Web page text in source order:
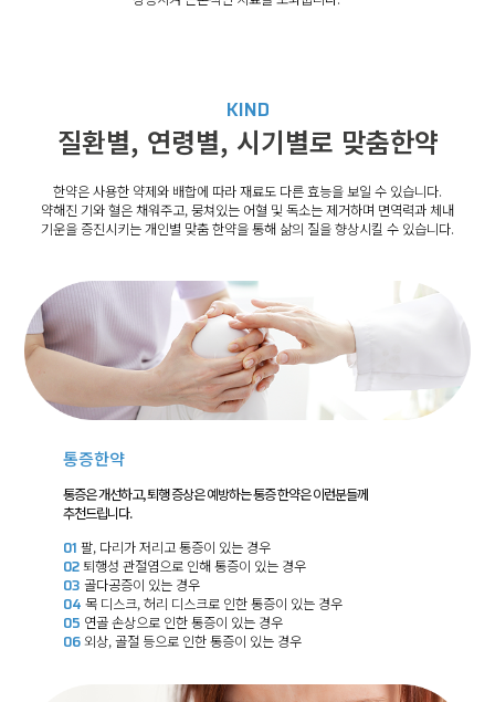
KIND
질환별, 연령별, 시기별로 맞춤한약
한약은 사용한 약제와 배합에 따라 재료도 다른 효능을 보일 수 있습니다.
약해진 기와 혈은 채워주고, 뭉쳐있는 어혈 및 독소는 제거하며 면역력과 체내
기운을 증진시키는 개인별 맞춤 한약을 통해 삶의 질을 향상시킬 수 있습니다.
통증한약
통증은 개선하고, 퇴행 증상은 예방하는 통증 한약은 이런분들께
추천드립니다.
01 팔, 다리가 저리고 통증이 있는 경우
02퇴행성 관절염으로 인해 통증이 있는 경우
03 골다공증이 있는 경우
04 목 디스크, 허리 디스크로 인한 통증이 있는 경우
05 연골 손상으로 인한 통증이 있는 경우
06외상, 골절 등으로 인한 통증이 있는 경우